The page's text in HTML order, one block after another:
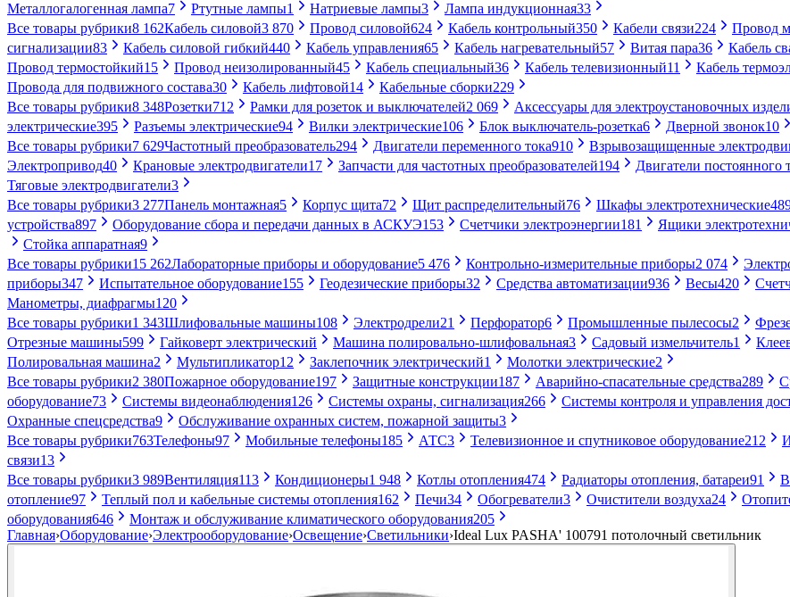
Металлогалогенная лампа7 Ртутные лампы1 Натриевые лампы3 Лампа индукционная33
Все товары рубрики8 162Кабель силовой3 870 Провод силовой624 Кабель контрольный350 Кабели связи224 Провод
сигнализации83 Кабель силовой гибкий440 Кабель управления65 Кабель нагревательный57 Витая пара36 Кабель
Провод термостойкий15 Провод неизолированный45 Кабель специальный36 Кабель телевизионный11 Кабель
Провода для подвижного состава30 Кабель лифтовой14 Кабельные сборки229
Все товары рубрики8 348Розетки712 Рамки для розеток и выключателей2 069 Аксессуары для электроустановочных
электрические395 Разъемы электрические94 Вилки электрические106 Блок выключатель-розетка6 Дверной звонок10
Все товары рубрики7 629Частотный преобразователь294 Двигатели переменного тока910 Взрывозащищенные
Электропривод40 Крановые электродвигатели17 Запчасти для частотных преобразователей194 Двигатели постоянного
Тяговые электродвигатели3
Все товары рубрики3 277Панель монтажная5 Корпус щита72 Щит распределительный76 Шкафы электротехнические
устройства897 Оборудование сбора и передачи данных в АСКУЭ153 Счетчики электроэнергии181 Ящики
Стойка аппаратная9
Все товары рубрики15 262Лабораторные приборы и оборудование5 476 Контрольно-измерительные приборы2 074
приборы347 Испытательное оборудование155 Геодезические приборы32 Средства автоматизации936 Весы420
Манометры, диафрагмы120
Все товары рубрики1 343Шлифовальные машины108 Электродрели21 Перфоратор6 Промышленные пылесосы2
Отрезные машины599 Гайковерт электрический Машина полировально-шлифовальная3 Садовый измельчитель1
Полировальная машина2 Мультипликатор12 Заклепочник электрический1 Молотки электрические2
Все товары рубрики2 380Пожарное оборудование197 Защитные конструкции187 Аварийно-спасательные средства289
оборудование73 Системы видеонаблюдения126 Системы охраны, сигнализация266 Системы контроля и управления
Охранные спецсредства9 Обслуживание охранных систем, пожарной защиты3
Все товары рубрики763Телефоны97 Мобильные телефоны185 АТС3 Телевизионное и спутниковое оборудование212
связи13
Все товары рубрики3 989Вентиляция113 Кондиционеры1 948 Котлы отопления474 Радиаторы отопления, батареи91
отопление97 Теплый пол и кабельные системы отопления162 Печи34 Обогреватели3 Очистители воздуха24
оборудования646 Монтаж и обслуживание климатического оборудования205
Главная›Оборудование›Электрооборудование›Освещение›Светильники›Ideal Lux PASHA' 100791 потолочный светильник